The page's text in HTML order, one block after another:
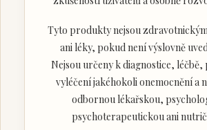
Tyto produkty nejsou
ani léky, pokud není výslovně
Nejsou určeny k diagnostice, léčbě,
vyléčení jakéhokoli onemocnění a
odbornou lékařskou,
psychoterapeutickou ani